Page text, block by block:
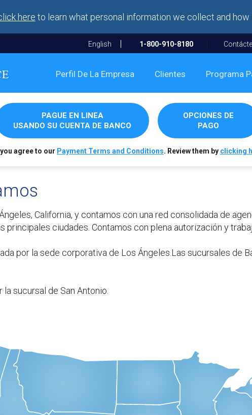
here to learn what personal information we collect and how
English 1-800-910-8180
Perfil De La Empresa Clientes Programa
PAGUE EN LINEA
USANDO SU CUENTA DE BANCO
OPCIONES DE
PAGO
agree to our Payment Terms and Conditions. Review them by clicking
California, y contamos con una red consolidada de
principales ciudades. Contamos con plena autorización y
por la sede corporativa de Los Ángeles.Las sucursales de
sucursal de San Antonio.